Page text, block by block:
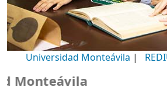
Universidad Monteávila |